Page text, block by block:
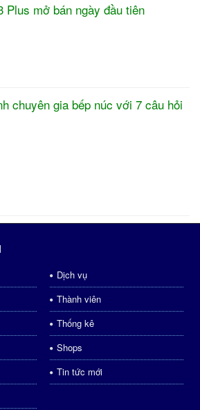
Plus mở bán ngày đầu tiên
chuyên gia bếp núc với 7 câu hỏi
Dịch vụ
Thành viên
Thống kê
Shops
Tin tức mới